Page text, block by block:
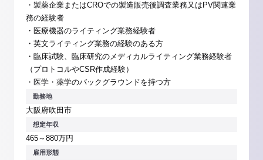
・製薬企業またはCROでの製造販売後調査業務又はPV関連業
務の経験者
・医療機器のライティング業務経験者
・英文ライティング業務の経験のある方
・臨床試験、臨床研究のメディカルライティング業務経験者
（プロトコルやCSR作成経験）
・医学・薬学のバックグラウンドを持つ方
勤務地
大阪府吹田市
想定年収
465～880万円
雇用形態